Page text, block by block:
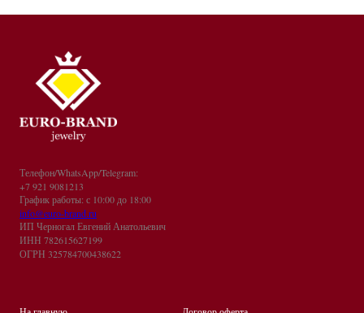
Телефон/WhatsApp/Telegram:
+7 921 9081213
График работы: с 10:00 до 18:00
info@euro-brand.ru
ИП Черногал Евгений Анатольевич
ИНН 782615627199
ОГРН 325784700438622